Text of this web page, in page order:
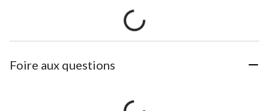
Foire aux questions